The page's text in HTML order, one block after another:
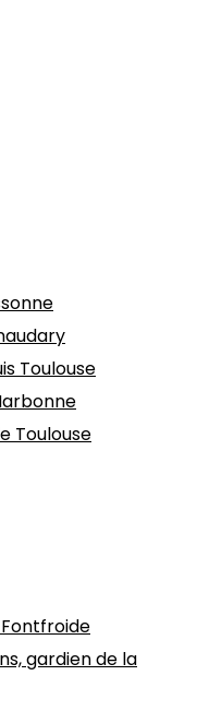
Toulouse
Toulouse
gardien de la